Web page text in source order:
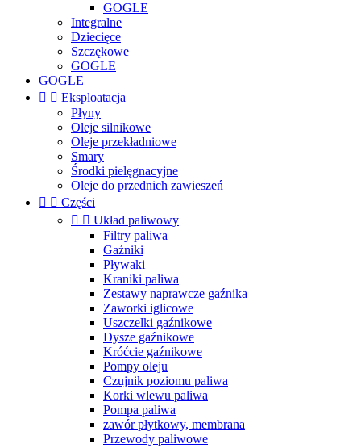
GOGLE
Integralne
Dziecięce
Szczękowe
GOGLE
GOGLE
  Eksploatacja
Płyny
Oleje silnikowe
Oleje przekładniowe
Smary
Środki pielęgnacyjne
Oleje do przednich zawieszeń
  Części
  Układ paliwowy
Filtry paliwa
Gaźniki
Pływaki
Kraniki paliwa
Zestawy naprawcze gaźnika
Zaworki iglicowe
Uszczelki gaźnikowe
Dysze gaźnikowe
Króćcie gaźnikowe
Pompy oleju
Czujnik poziomu paliwa
Korki wlewu paliwa
Pompa paliwa
zawór płytkowy, membrana
Przewody paliwowe